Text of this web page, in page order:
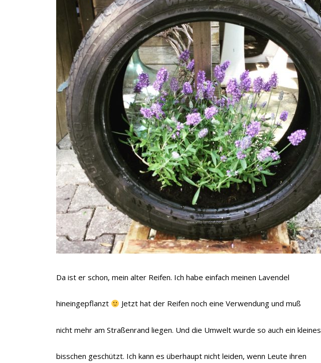
Da ist er schon, mein alter Reifen. Ich habe einfach meinen Lavendel
hineingepflanzt Jetzt hat der Reifen noch eine Verwendung und muß
nicht mehr am Straßenrand liegen. Und die Umwelt wurde so auch ein kleines
bisschen geschützt. Ich kann es überhaupt nicht leiden, wenn Leute ihren